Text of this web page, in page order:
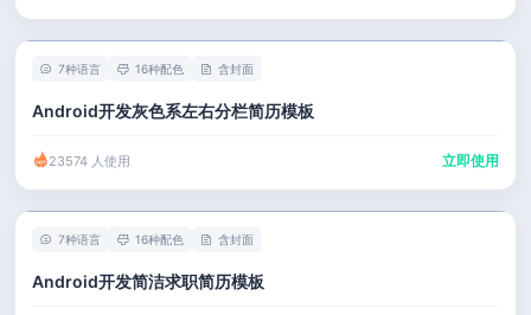
7种语言 16种配色 含封面
Android开发灰色系左右分栏简历模板
23574 人使用 立即使用
7种语言 16种配色 含封面
Android开发简洁求职简历模板